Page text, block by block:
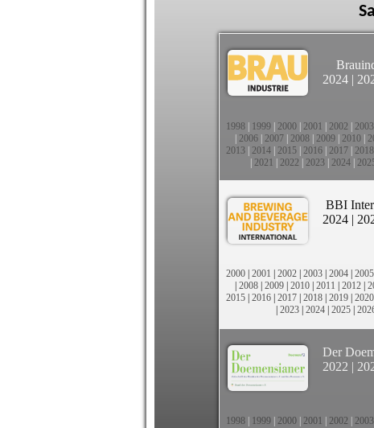
2024 |
1998 1999 2000 2001 2002 2003
2006 2007 2008 2009 2010
2013 2014 2015 2016 2017 2018
2021 2022 2023| 2024|
BBI
2024 |
2000 | 2001 | 2002 | 2003 | 2004 | 2005
| 2008 | 2009 | 2010 | 2011 | 2012 |
2015 | 2016 | 2017 | 2018 | 2019 | 2020
| 2023| 2024| 2025|
Der
2022 |
1998 1999 2000 2001 2002 2003